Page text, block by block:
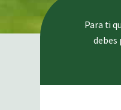
Para ti
debes